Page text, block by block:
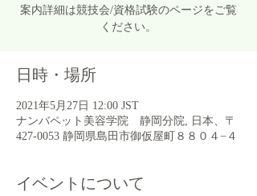
案内詳細は競技会/資格試験のページをご覧
日時・場所
2021年5月27日 12:00 JST
ナンバペット美容学院 静岡分院, 日本、〒
427-0053 静岡県島田市御仮屋町８８０４−４
イベントについて